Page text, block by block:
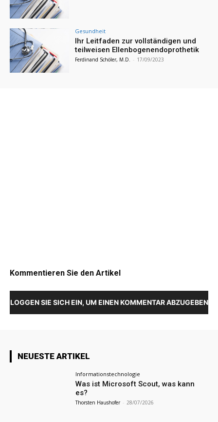
Gesundheit
Ihr Leitfaden zur vollständigen und
teilweisen Ellenbogenendoprothetik
Ferdinand Schöler, M.D. - 17/09/2023
Kommentieren Sie den Artikel
LOGGEN SIE SICH EIN, UM EINEN KOMMENTAR ABZUGEBEN
NEUESTE ARTIKEL
Informationstechnologie
Was ist Microsoft Scout, was kann
es?
Thorsten Haushofer - 28/07/2026